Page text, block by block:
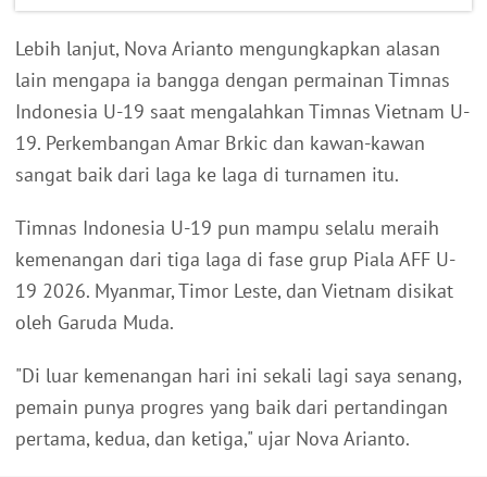
Lebih lanjut, Nova Arianto mengungkapkan alasan
lain mengapa ia bangga dengan permainan Timnas
Indonesia U-19 saat mengalahkan Timnas Vietnam U-
19. Perkembangan Amar Brkic dan kawan-kawan
sangat baik dari laga ke laga di turnamen itu.
Timnas Indonesia U-19 pun mampu selalu meraih
kemenangan dari tiga laga di fase grup Piala AFF U-
19 2026. Myanmar, Timor Leste, dan Vietnam disikat
oleh Garuda Muda.
"Di luar kemenangan hari ini sekali lagi saya senang,
pemain punya progres yang baik dari pertandingan
pertama, kedua, dan ketiga," ujar Nova Arianto.